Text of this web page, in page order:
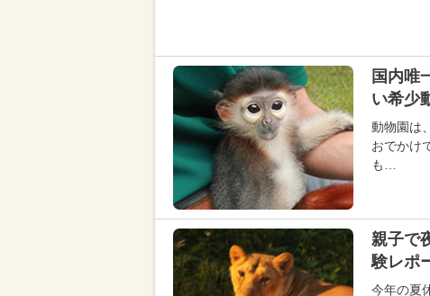
国内唯
い希少
動物園は
おでかけ
も…
親子で
験レポ
今年の夏